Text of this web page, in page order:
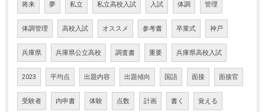
将来 夢 私立 私立高校入試 入試 体調 管理
体調管理 高校入試 オススメ 参考書 卒業式 神戸
兵庫県 兵庫県公立高校 調査書 重要 兵庫県高校入試
2023 平均点 出題内容 出題傾向 国語 面接 面接官
受験者 内申書 体験 点数 計画 書く 覚える